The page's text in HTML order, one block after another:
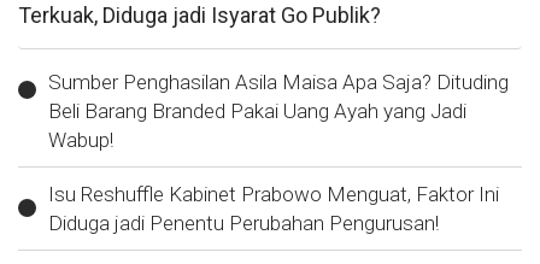
Terkuak, Diduga jadi Isyarat Go Publik?
Sumber Penghasilan Asila Maisa Apa Saja? Dituding
Beli Barang Branded Pakai Uang Ayah yang Jadi
Wabup!
Isu Reshuffle Kabinet Prabowo Menguat, Faktor Ini
Diduga jadi Penentu Perubahan Pengurusan!